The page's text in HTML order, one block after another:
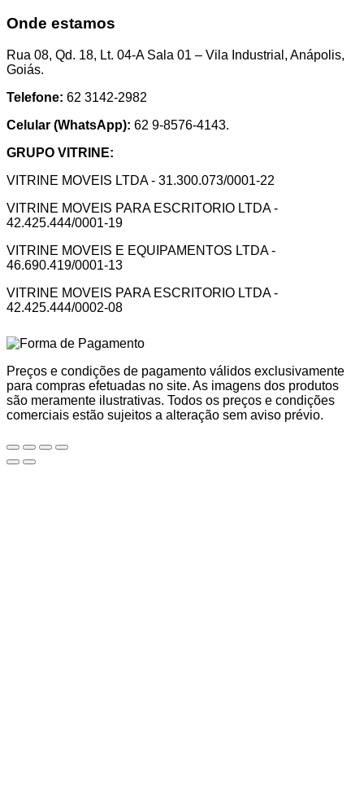
Onde estamos
Rua 08, Qd. 18, Lt. 04-A Sala 01 – Vila Industrial, Anápolis,
Goiás.
Telefone: 62 3142-2982
Celular (WhatsApp): 62 9-8576-4143.
GRUPO VITRINE:
VITRINE MOVEIS LTDA - 31.300.073/0001-22
VITRINE MOVEIS PARA ESCRITORIO LTDA -
42.425.444/0001-19
VITRINE MOVEIS E EQUIPAMENTOS LTDA -
46.690.419/0001-13
VITRINE MOVEIS PARA ESCRITORIO LTDA -
42.425.444/0002-08
Preços e condições de pagamento válidos exclusivamente
para compras efetuadas no site. As imagens dos produtos
são meramente ilustrativas. Todos os preços e condições
comerciais estão sujeitos a alteração sem aviso prévio.